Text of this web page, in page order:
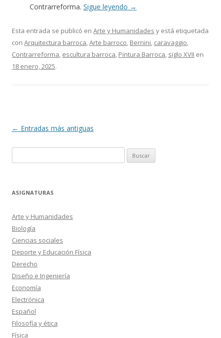
Contrarreforma. Sigue leyendo →
Esta entrada se publicó en Arte y Humanidades y está etiquetada
con Arquitectura barroca,Arte barroco, Bernini, caravaggio,
Contrarreforma, escultura barroca, Pintura Barroca, siglo XVII en
18 enero, 2025.
Navegación
← Entradas más antiguas
ASIGNATURAS
Arte y Humanidades
Biología
Ciencias sociales
Deporte y Educación Física
Derecho
Diseño e Ingeniería
Economía
Electrónica
Español
Filosofía y ética
Física